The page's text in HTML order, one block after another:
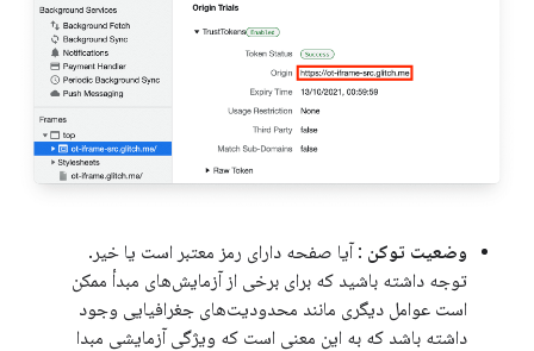
وضعیت توکن : آیا صفحه دارای رمز معتبر است یا خیر.
توجه داشته باشید که برای برخی از آزمایش‌های مبدأ ممکن
است عوامل دیگری مانند محدودیت‌های جغرافیایی وجود
داشته باشد که به این معنی است که ویژگی آزمایشی مبدا